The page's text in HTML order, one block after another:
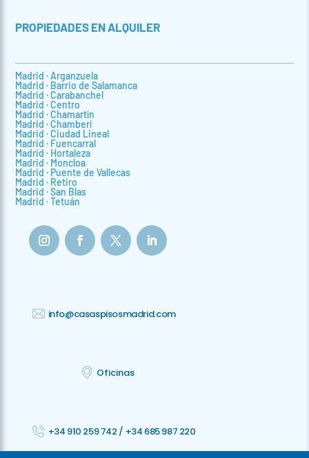
PROPIEDADES EN ALQUILER
Madrid · Arganzuela
Madrid · Barrio de Salamanca
Madrid · Carabanchel
Madrid · Centro
Madrid · Chamartín
Madrid · Chamberí
Madrid · Ciudad Lineal
Madrid · Fuencarral
Madrid · Hortaleza
Madrid · Moncloa
Madrid · Puente de Vallecas
Madrid · Retiro
Madrid · San Blas
Madrid · Tetuán
info@casaspisosmadrid.com
Oficinas
+34 910 259 742 / +34 685 987 220